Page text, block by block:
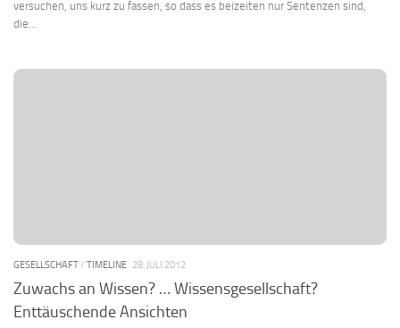
versuchen, uns kurz zu fassen, so dass es beizeiten nur Sentenzen sind,
die...
GESELLSCHAFT/ TIMELINE 28. JULI 2012
Zuwachs an Wissen? … Wissensgesellschaft?
Enttäuschende Ansichten